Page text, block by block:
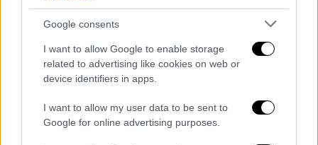
Google consents
I want to allow Google to enable storage
related to advertising like cookies on web or
device identifiers in apps.
I want to allow my user data to be sent to
Google for online advertising purposes.
View this post on Instagram